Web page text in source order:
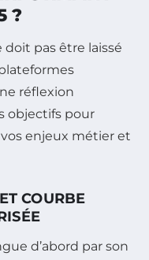
?
doit pas être laissé
réflexion
objectifs pour
enjeux métier et
COURBE
d’abord par son